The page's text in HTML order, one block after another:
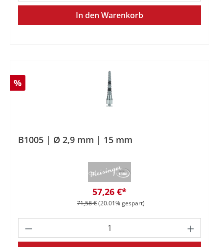
In den Warenkorb
Rabatt
%
B1005 | Ø 2,9 mm | 15 mm
Verkaufspreis:
57,26 €*
Regulärer Preis:
71,58 €(20.01% gespart)
Produkt Anzahl: Gib den